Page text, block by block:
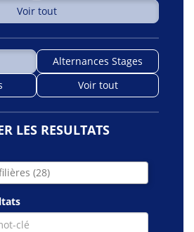
Voir tout
Alternances Stages
Voir tout
LES RESULTATS